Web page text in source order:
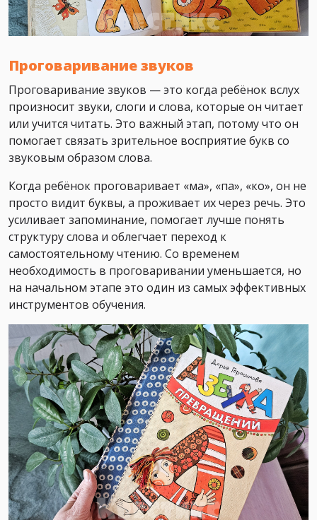
Проговаривание звуков
Проговаривание звуков — это когда ребёнок вслух
произносит звуки, слоги и слова, которые он читает
или учится читать. Это важный этап, потому что он
помогает связать зрительное восприятие букв со
звуковым образом слова.
Когда ребёнок проговаривает «ма», «па», «ко», он не
просто видит буквы, а проживает их через речь. Это
усиливает запоминание, помогает лучше понять
структуру слова и облегчает переход к
самостоятельному чтению. Со временем
необходимость в проговаривании уменьшается, но
на начальном этапе это один из самых эффективных
инструментов обучения.